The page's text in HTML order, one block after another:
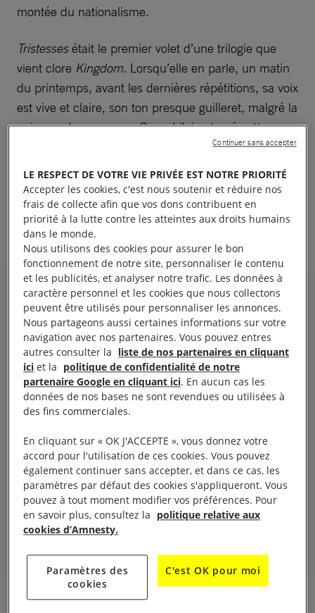
montée du nationalisme.
Tristessesétait le premier volet d’une trilogie que
vient clore Kingdom. Lorsqu’elle en parle, un matin
du printemps, avant les dernières répétitions, sa voix
est vive et claire, son ton presque guilleret, malgré la
noirceur du propos : «Quand j’ai entamé cette
trilogie, je voulais explorer plusieurs dimensions de
La faillite politique dans
Tristesses , le naufrage climatique dans Arctiqueet,
dans Kingdom,l’avenir tel que peuvent le percevoir
les enfants.
Je voulais confronter la vision du
monde que j’avais en grandissant
à la situation actuelle, cette
promesse d’un monde meilleur
qu’on ne peut plus faire
enfants que les choses iront
mieux demain serait leur faire
porter une responsabilité qu’ils
n’ont pas à endosser ».
Le progrès s’est mué en catastrophe. Le constat est
LE RESPECT DE VOTRE VIE PRIVÉE EST NOTRE PRIORITÉ
Accepter les cookies, c'est nous soutenir et réduire nos
frais de collecte afin que vos dons contribuent en
priorité à la lutte contre les atteintes aux droits humains
dans le monde.
Nous utilisons des cookies pour assurer le bon
fonctionnement de notre site, personnaliser le contenu
et les publicités, et analyser notre trafic. Les données à
caractère personnel et les cookies que nous collectons
peuvent être utilisés pour personnaliser les annonces.
Nous partageons aussi certaines informations sur votre
navigation avec nos partenaires. Vous pouvez entres
autres consulter la liste de nos partenaires en cliquant
ici et la politique de confidentialité de notre
partenaire Google en cliquant ici. En aucun cas les
données de nos bases ne sont revendues ou utilisées à
des fins commerciales.
En cliquant sur « OK J'ACCEPTE », vous donnez votre
accord pour l'utilisation de ces cookies. Vous pouvez
également continuer sans accepter, et dans ce cas, les
paramètres par défaut des cookies s'appliqueront. Vous
pouvez à tout moment modifier vos préférences. Pour
en savoir plus, consultez la politique relative aux
cookies d’Amnesty.
Paramètres des
cookies
C'est OK pour moi
Continuer sans accepter